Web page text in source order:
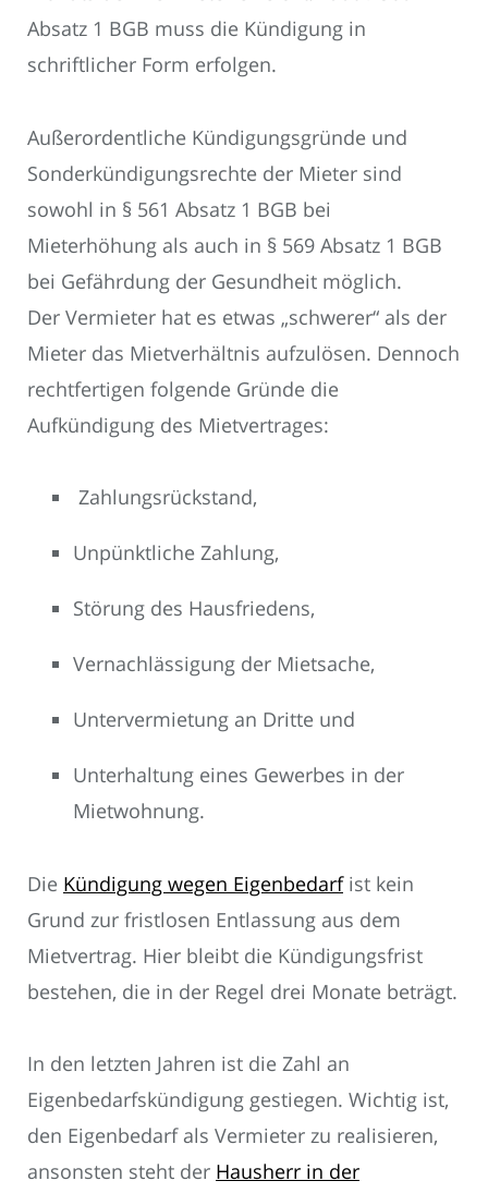
Absatz 1 BGB muss die Kündigung in
schriftlicher Form erfolgen.
Außerordentliche Kündigungsgründe und
Sonderkündigungsrechte der Mieter sind
sowohl in § 561 Absatz 1 BGB bei
Mieterhöhung als auch in § 569 Absatz 1 BGB
bei Gefährdung der Gesundheit möglich.
Der Vermieter hat es etwas „schwerer“ als der
Mieter das Mietverhältnis aufzulösen. Dennoch
rechtfertigen folgende Gründe die
Aufkündigung des Mietvertrages:
Zahlungsrückstand,
Unpünktliche Zahlung,
Störung des Hausfriedens,
Vernachlässigung der Mietsache,
Untervermietung an Dritte und
Unterhaltung eines Gewerbes in der
Mietwohnung.
Die Kündigung wegen Eigenbedarfist kein
Grund zur fristlosen Entlassung aus dem
Mietvertrag. Hier bleibt die Kündigungsfrist
bestehen, die in der Regel drei Monate beträgt.
In den letzten Jahren ist die Zahl an
Eigenbedarfskündigung gestiegen. Wichtig ist,
den Eigenbedarf als Vermieter zu realisieren,
ansonsten steht der Hausherr in der